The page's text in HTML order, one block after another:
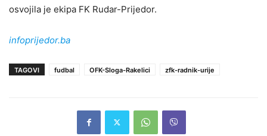
osvojila je ekipa FK Rudar-Prijedor.
infoprijedor.ba
TAGOVI fudbal OFK-Sloga-Rakelici zfk-radnik-urije